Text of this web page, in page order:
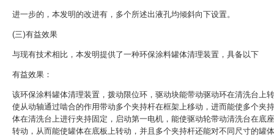
进一步的，本发明的改进有，多个所述出液孔均倾斜向下设置。
(三)有益效果
与现有技术相比，本发明提供了一种环保涂料罐体清理装置，具备以下
有益效果：
该环保涂料罐体清理装置，拨动限位环，驱动块能带动驱动环在清洗台上
使从动轴通过啮合的作用带动多个夹持杆在框架上移动，进而能使多个夹
体在清洗台上进行夹持固定，启动第一电机，能使驱动轮带动清洗台在底
转动，从而能使罐体在底板上转动，并且多个夹持杆还能对不同尺寸的罐